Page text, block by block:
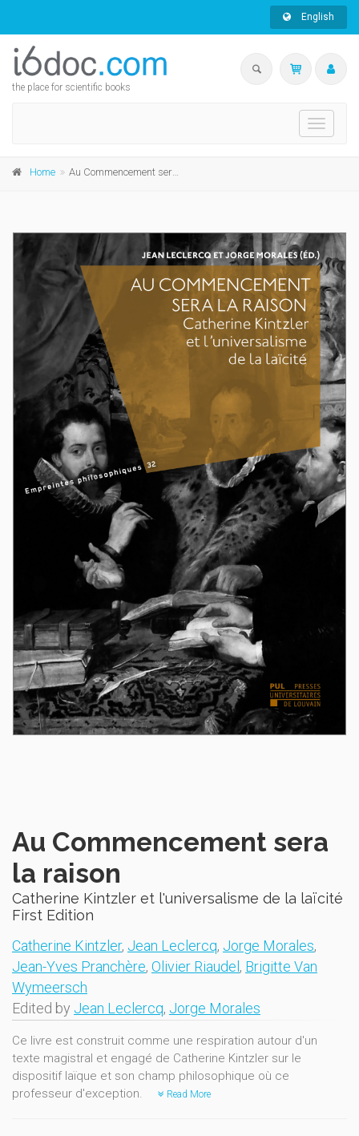
English
the place for scientific books
Toggle
Home Au Commencement sera la raison
Au Commencement sera
la raison
Catherine Kintzler et l'universalisme de la laïcité
First Edition
Catherine Kintzler, Jean Leclercq, Jorge Morales,
Jean-Yves Pranchère, Olivier Riaudel, Brigitte Van
Wymeersch
Edited by Jean Leclercq, Jorge Morales
Ce livre est construit comme une respiration autour d'un
texte magistral et engagé de Catherine Kintzler sur le
dispositif laïque et son champ philosophique où ce
professeur d'exception.
Read More